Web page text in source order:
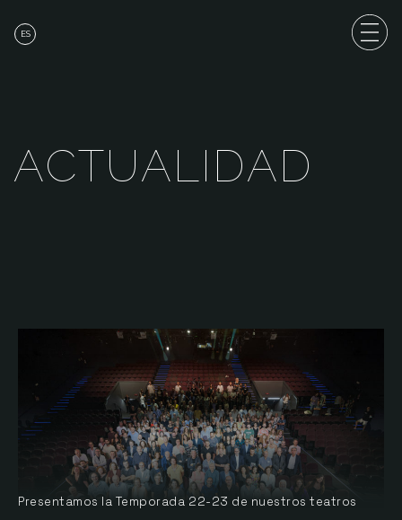
ES
ACTUALI DAD
Presentamos la Temporada 22-23 de nuestros teatros